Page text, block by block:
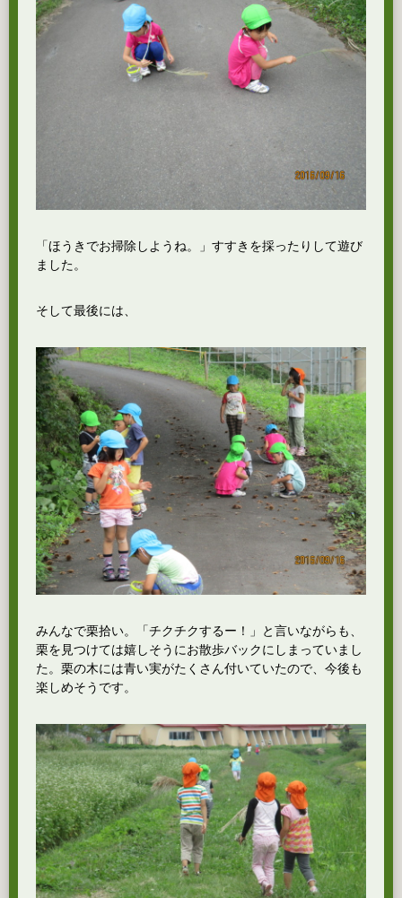
「ほうきでお掃除しようね。」すすきを採ったりして遊び
ました。
そして最後には、
みんなで栗拾い。「チクチクするー！」と言いながらも、
栗を見つけては嬉しそうにお散歩バックにしまっていまし
た。栗の木には青い実がたくさん付いていたので、今後も
楽しめそうです。